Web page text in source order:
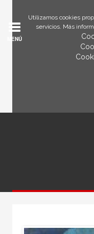
Utilizamos cookies
servicios. Más
MENÚ